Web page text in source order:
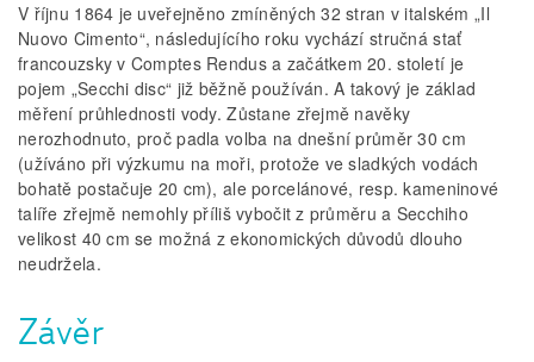
V říjnu 1864 je uveřejněno zmíněných 32 stran v italském „Il
Nuovo Cimento“, následujícího roku vychází stručná stať
francouzsky v Comptes Rendus a začátkem 20. století je
pojem „Secchi disc“ již běžně používán. A takový je základ
měření průhlednosti vody. Zůstane zřejmě navěky
nerozhodnuto, proč padla volba na dnešní průměr 30 cm
(užíváno při výzkumu na moři, protože ve sladkých vodách
bohatě postačuje 20 cm), ale porcelánové, resp. kameninové
talíře zřejmě nemohly příliš vybočit z průměru a Secchiho
velikost 40 cm se možná z ekonomických důvodů dlouho
neudržela.
Závěr